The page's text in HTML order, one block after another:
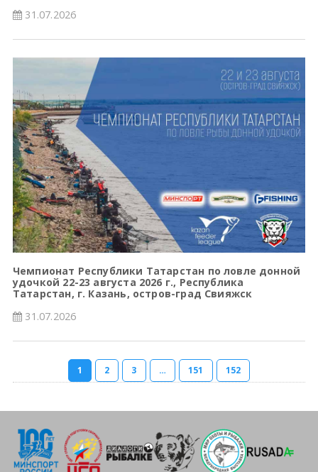
31.07.2026
Чемпионат Республики Татарстан по ловле донной
удочкой 22-23 августа 2026 г., Республика
Татарстан, г. Казань, остров-град Свияжск
31.07.2026
Навигация
1 2 3 … 151 152